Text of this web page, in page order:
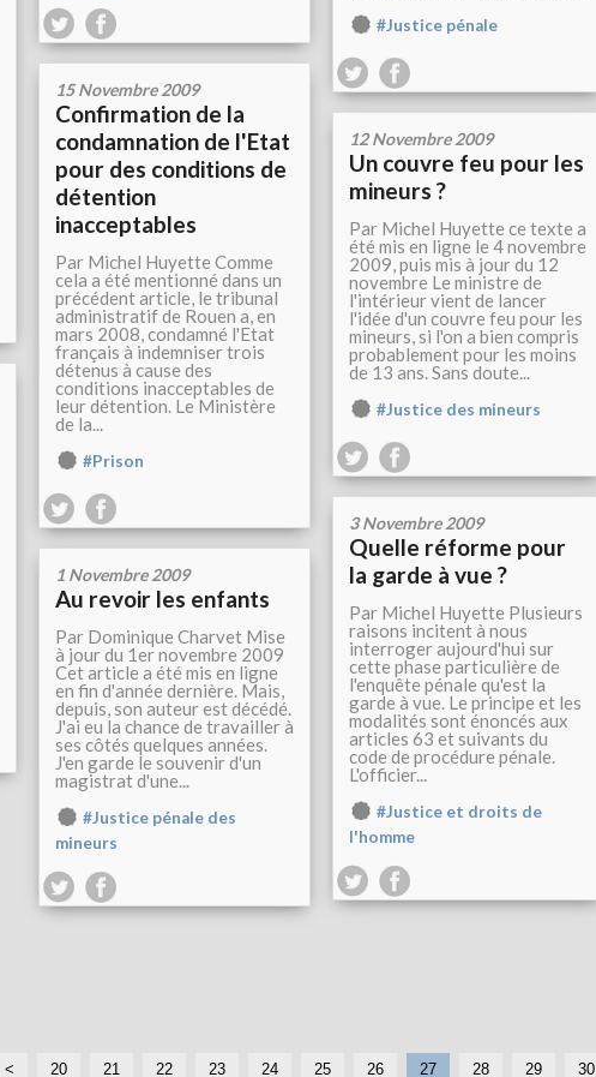
#Justice pénale
15 Novembre 2009
Confirmation de la
condamnation de l'Etat
pour des conditions de
détention
inacceptables
Par Michel Huyette Comme
cela a été mentionné dans un
précédent article, le tribunal
administratif de Rouen a, en
mars 2008, condamné l'Etat
français à indemniser trois
détenus à cause des
conditions inacceptables de
leur détention. Le Ministère
de la...
#Prison
12 Novembre 2009
Un couvre feu pour les
mineurs ?
Par Michel Huyette ce texte a
été mis en ligne le 4 novembre
2009, puis mis à jour du 12
novembre Le ministre de
l'intérieur vient de lancer
l'idée d'un couvre feu pour les
mineurs, si l'on a bien compris
probablement pour les moins
de 13 ans. Sans doute...
#Justice des mineurs
3 Novembre 2009
Quelle réforme pour
la garde à vue ?
Par Michel Huyette Plusieurs
raisons incitent à nous
interroger aujourd'hui sur
cette phase particulière de
l'enquête pénale qu'est la
garde à vue. Le principe et les
modalités sont énoncés aux
articles 63 et suivants du
code de procédure pénale.
L'officier...
#Justice et droits de
l'homme
1 Novembre 2009
Au revoir les enfants
Par Dominique Charvet Mise
à jour du 1er novembre 2009
Cet article a été mis en ligne
en fin d'année dernière. Mais,
depuis, son auteur est décédé.
J'ai eu la chance de travailler à
ses côtés quelques années.
J'en garde le souvenir d'un
magistrat d'une...
#Justice pénale des
mineurs
< 1
20 21 22 23 24 25 26 27 28 29 30